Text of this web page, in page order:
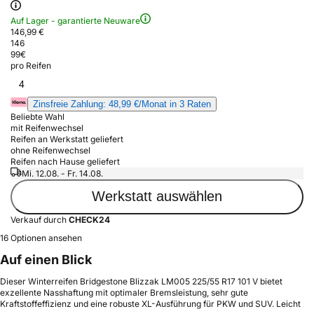
Auf Lager - garantierte Neuware
146,99 €
146
99€
pro Reifen
4
Zinsfreie Zahlung: 48,99 €/Monat in 3 Raten
Beliebte Wahl
mit Reifenwechsel
Reifen an Werkstatt geliefert
ohne Reifenwechsel
Reifen nach Hause geliefert
Mi. 12.08. - Fr. 14.08.
Werkstatt auswählen
Verkauf durch CHECK24
16 Optionen ansehen
Auf einen Blick
Dieser Winterreifen Bridgestone Blizzak LM005 225/55 R17 101 V bietet
exzellente Nasshaftung mit optimaler Bremsleistung, sehr gute
Kraftstoffeffizienz und eine robuste XL-Ausführung für PKW und SUV. Leicht